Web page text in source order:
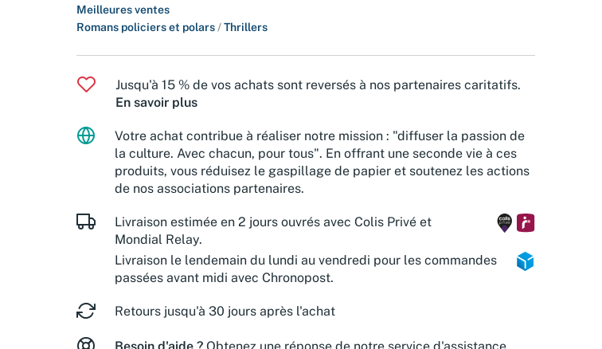
Meilleures ventes
Romans policiers et polars /Thrillers
Jusqu'à 15 % de vos achats sont reversés à nos partenaires caritatifs.
En savoir plus
Votre achat contribue à réaliser notre mission : "diffuser la passion de
la culture. Avec chacun, pour tous". En offrant une seconde vie à ces
produits, vous réduisez le gaspillage de papier et soutenez les actions
de nos associations partenaires.
Livraison estimée en 2 jours ouvrés avec Colis Privé et
Mondial Relay.
Livraison le lendemain du lundi au vendredi pour les commandes
passées avant midi avec Chronopost.
Retours jusqu'à 30 jours après l'achat
Besoin d'aide ? Obtenez une réponse de notre service d'assistance